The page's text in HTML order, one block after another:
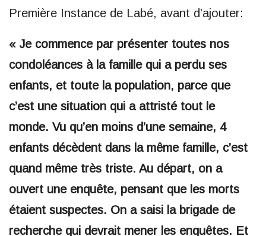
Première Instance de Labé, avant d’ajouter:
« Je commence par présenter toutes nos
condoléances à la famille qui a perdu ses
enfants, et toute la population, parce que
c’est une situation qui a attristé tout le
monde. Vu qu’en moins d’une semaine, 4
enfants décèdent dans la même famille, c’est
quand même très triste. Au départ, on a
ouvert une enquête, pensant que les morts
étaient suspectes. On a saisi la brigade de
recherche qui devrait mener les enquêtes. Et